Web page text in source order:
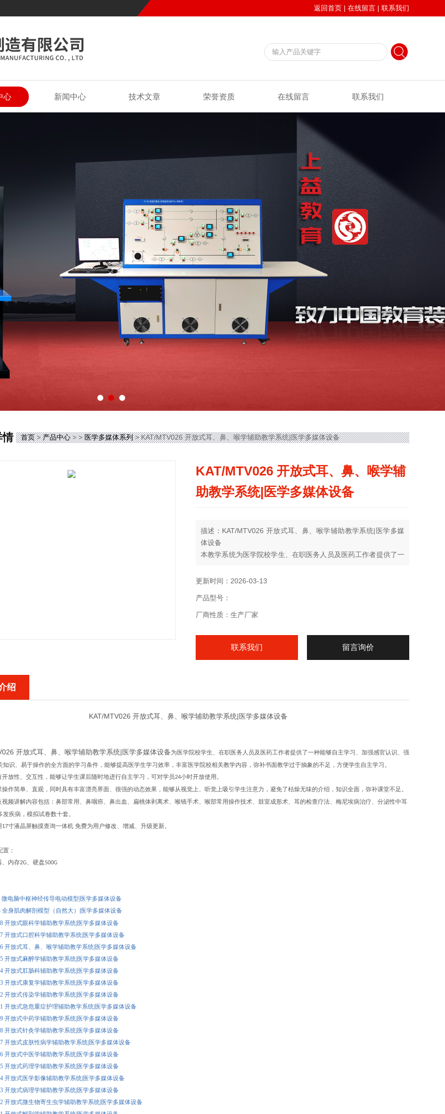
返回首页 | 在线留言 | 联系我们
心 新闻中心 技术文章 荣誉资质 在线留言 联系我们
情 首页>产品中心> >医学多媒体系列> KAT/MTV026 开放式耳、鼻、喉学辅助教学系统|医学多媒体设备
KAT/MTV026 开放式耳、鼻、喉学辅
助教学系统|医学多媒体设备
描述：KAT/MTV026 开放式耳、鼻、喉学辅助教学系统|医学多媒
体设备
本教学系统为医学院校学生、在职医务人员及医药工作者提供了一
的全方面的学习条件，能够提高医学生学习效率，丰富医学院校相
更新时间：2026-03-13
产品型号：
厂商性质：生产厂家
联系我们 留言询价
绍
KAT/MTV026 开放式耳、鼻、喉学辅助教学系统|医学多媒体设备
开放式耳、鼻、喉学辅助教学系统|医学多媒体设备为医学院校学生、在职医务人员及医药工作者提供了一种能够自主学习、加强感官认识、强
知识、易于操作的全方面的学习条件，能够提高医学生学习效率，丰富医学院校相关教学内容，弥补书面教学过于抽象的不足，方便学生自主学习。
开放性、交互性，能够让学生课后随时地进行自主学习，可对学员24小时开放使用。
操作简单、直观，同时具有丰富漂亮界面、很强的动态效果，能够从视觉上、听觉上吸引学生注意力，避免了枯燥无味的介绍，知识全面，弥补课堂不足。
视频讲解内容包括：鼻部常用、鼻咽癌、鼻出血、扁桃体剥离术、喉镜手术、喉部常用操作技术、鼓室成形术、耳的检查疗法、梅尼埃病治疗、分泌性中耳
发疾病，模拟试卷数十套。
17寸液晶屏触摸查询一体机 免费为用户修改、增减、升级更新。
：
、内存2G、硬盘500G
微电脑中枢神经传导电动模型|医学多媒体设备
全身肌肉解剖模型（自然大）|医学多媒体设备
开放式眼科学辅助教学系统|医学多媒体设备
开放式口腔科学辅助教学系统|医学多媒体设备
开放式耳、鼻、喉学辅助教学系统|医学多媒体设备
开放式麻醉学辅助教学系统|医学多媒体设备
开放式肛肠科辅助教学系统|医学多媒体设备
开放式康复学辅助教学系统|医学多媒体设备
开放式传染学辅助教学系统|医学多媒体设备
开放式急危重症护理辅助教学系统|医学多媒体设备
开放式中药学辅助教学系统|医学多媒体设备
开放式针灸学辅助教学系统|医学多媒体设备
开放式皮肤性病学辅助教学系统|医学多媒体设备
开放式中医学辅助教学系统|医学多媒体设备
开放式药理学辅助教学系统|医学多媒体设备
开放式医学影像辅助教学系统|医学多媒体设备
开放式病理学辅助教学系统|医学多媒体设备
开放式微生物寄生虫学辅助教学系统|医学多媒体设备